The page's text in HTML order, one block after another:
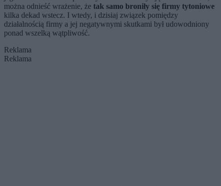
można odnieść wrażenie, że tak samo broniły się firmy tytoniowe
kilka dekad wstecz. I wtedy, i dzisiaj związek pomiędzy
działalnością firmy a jej negatywnymi skutkami był udowodniony
ponad wszelką wątpliwość.
Reklama
Reklama